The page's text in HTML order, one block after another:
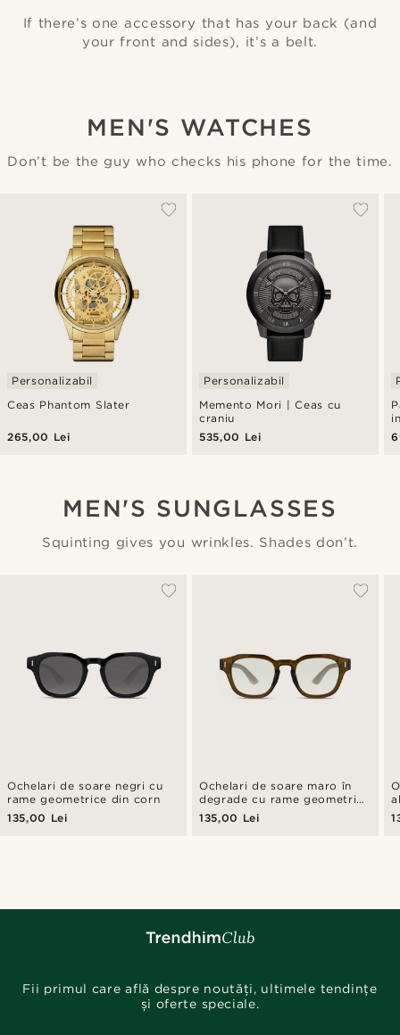
If there’s one accessory that has your back (and
your front and sides), it’s a belt.
MEN'S WATCHES
Don’t be the guy who checks his phone for the time.
Ceas Phantom Slater
Personalizabil
265,00 Lei
Memento Mori | Ceas cu
craniu
Personalizabil
535,00 Lei
MEN'S SUNGLASSES
Squinting gives you wrinkles. Shades don’t.
Ochelari de soare negri cu
rame geometrice din corn
135,00 Lei
Ochelari de soare maro în
degrade cu rame geometrice
din corn
135,00 Lei
Fii primul care află despre noutăți, ultimele tendințe
și oferte speciale.